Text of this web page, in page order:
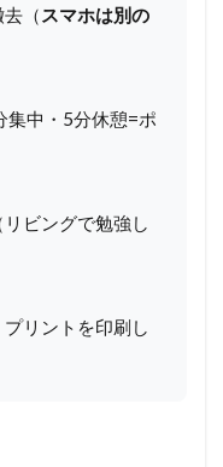
（ スマホは別の
集中・5分休憩=ポ
ビングで勉強し
リントを印刷し